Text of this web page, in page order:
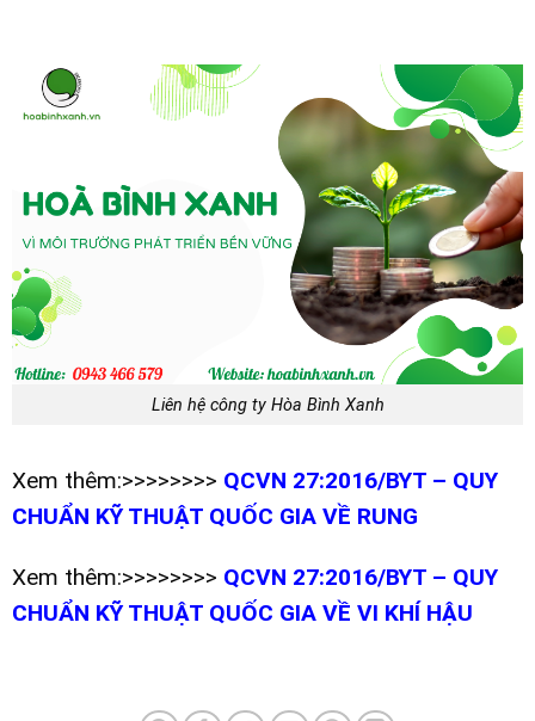
Liên hệ công ty Hòa Bình Xanh
Xem thêm:>>>>>>>> QCVN 27:2016/BYT – QUY
CHUẨN KỸ THUẬT QUỐC GIA VỀ RUNG
Xem thêm:>>>>>>>> QCVN 27:2016/BYT – QUY
CHUẨN KỸ THUẬT QUỐC GIA VỀ VI KHÍ HẬU